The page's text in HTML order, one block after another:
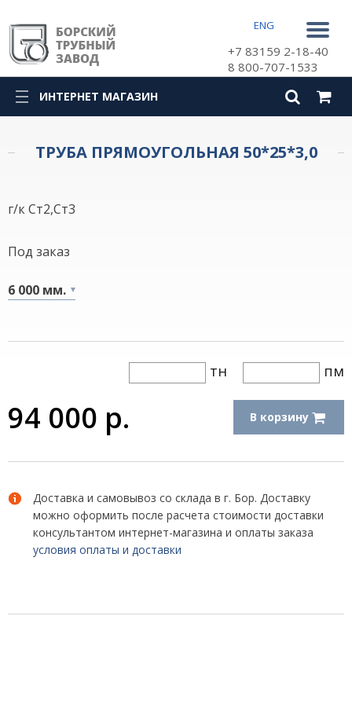
ENG
+7 83159 2-18-40
8 800-707-1533
ИНТЕРНЕТ МАГАЗИН
ТРУБА ПРЯМОУГОЛЬНАЯ 50*25*3,0
г/к Ст2,Ст3
Под заказ
6 000 мм.
тн пм
94 000 р. В корзину
Доставка и самовывоз со склада в г. Бор. Доставку
можно оформить после расчета стоимости доставки
консультантом интернет-магазина и оплаты заказа
условия оплаты и доставки